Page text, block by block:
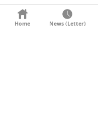
KONTAKT
Home News (Letter)